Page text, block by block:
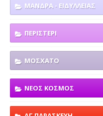
ΜΑΝΔΡΑ - ΕΙΔΥΛΛΕΙΑΣ
ΠΕΡΙΣΤΕΡΙ
ΜΟΣΧΑΤΟ
ΝΕΟΣ ΚΟΣΜΟΣ